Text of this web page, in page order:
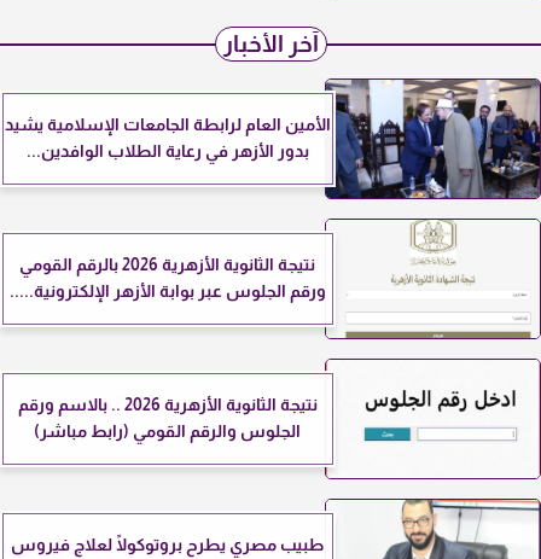
آخر الأخبار
الأمين العام لرابطة الجامعات الإسلامية يشيد
بدور الأزهر في رعاية الطلاب الوافدين...
نتيجة الثانوية الأزهرية 2026 بالرقم القومي
ورقم الجلوس عبر بوابة الأزهر الإلكترونية.....
نتيجة الثانوية الأزهرية 2026 .. بالاسم ورقم
الجلوس والرقم القومي (رابط مباشر)
طبيب مصري يطرح بروتوكولًا لعلاج فيروس